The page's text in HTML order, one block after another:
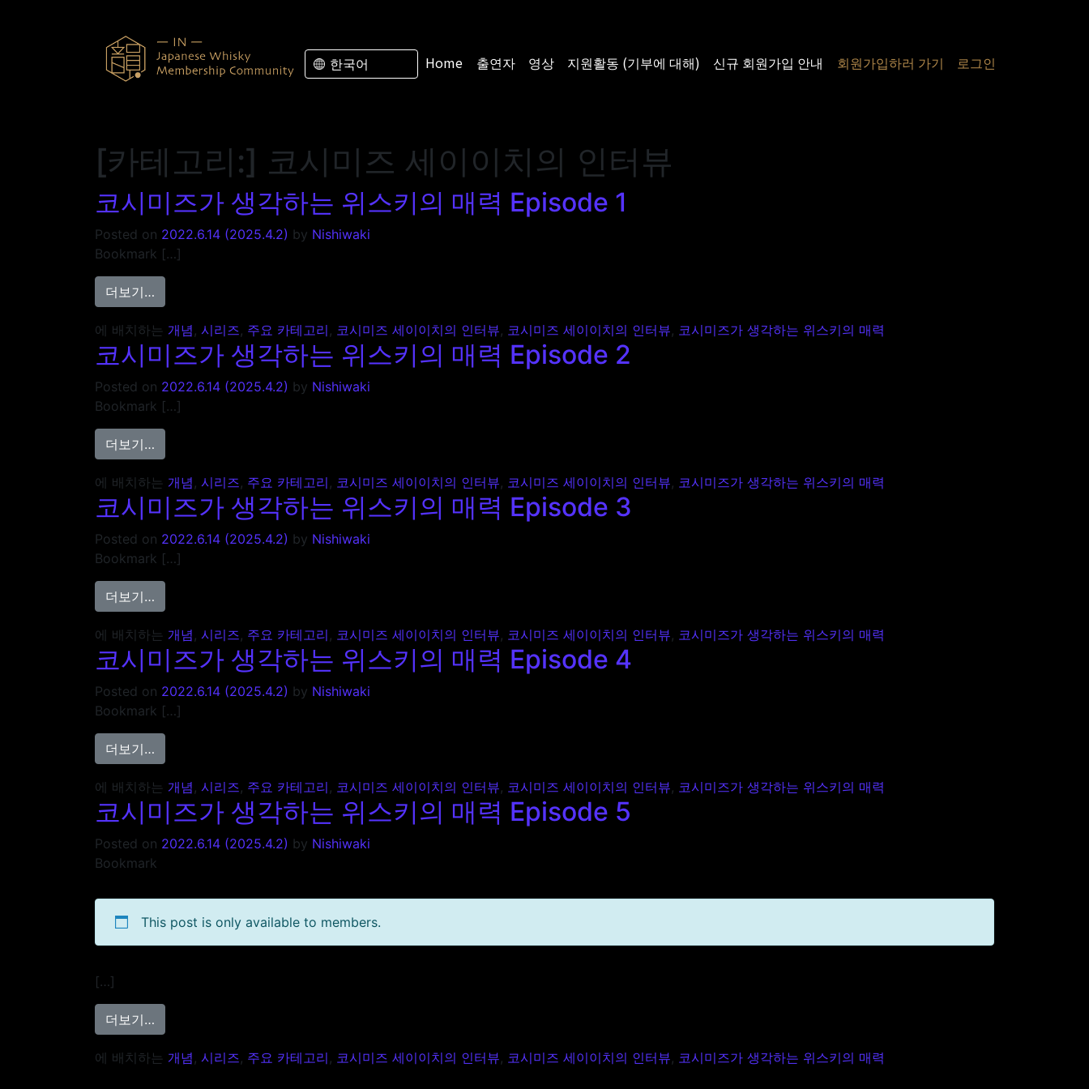
한국어 Home 출연자 영상 지원활동 (기부에 대해) 신규 회원가입 안내 회원가입하러 가기 로그인
[카테고리:] 코시미즈 세이이치의 인터뷰
코시미즈가 생각하는 위스키의 매력 Episode 1
Posted on 2022.6.14 (2025.4.2) by Nishiwaki
Bookmark […]
더보기…
에 배치하는 개념 시리즈 주요 카테고리 코시미즈 세이이치의 인터뷰 코시미즈 세이이치의 인터뷰 코시미즈가 생각하는 위스키의 매력
코시미즈가 생각하는 위스키의 매력 Episode 2
Posted on 2022.6.14 (2025.4.2) by Nishiwaki
Bookmark […]
더보기…
에 배치하는 개념 시리즈 주요 카테고리 코시미즈 세이이치의 인터뷰 코시미즈 세이이치의 인터뷰 코시미즈가 생각하는 위스키의 매력
코시미즈가 생각하는 위스키의 매력 Episode 3
Posted on 2022.6.14 (2025.4.2) by Nishiwaki
Bookmark […]
더보기…
에 배치하는 개념 시리즈 주요 카테고리 코시미즈 세이이치의 인터뷰 코시미즈 세이이치의 인터뷰 코시미즈가 생각하는 위스키의 매력
코시미즈가 생각하는 위스키의 매력 Episode 4
Posted on 2022.6.14 (2025.4.2) by Nishiwaki
Bookmark […]
더보기…
에 배치하는 개념 시리즈 주요 카테고리 코시미즈 세이이치의 인터뷰 코시미즈 세이이치의 인터뷰 코시미즈가 생각하는 위스키의 매력
코시미즈가 생각하는 위스키의 매력 Episode 5
Posted on 2022.6.14 (2025.4.2) by Nishiwaki
Bookmark
This post is only available to members.
[…]
더보기…
에 배치하는 개념 시리즈 주요 카테고리 코시미즈 세이이치의 인터뷰 코시미즈 세이이치의 인터뷰 코시미즈가 생각하는 위스키의 매력